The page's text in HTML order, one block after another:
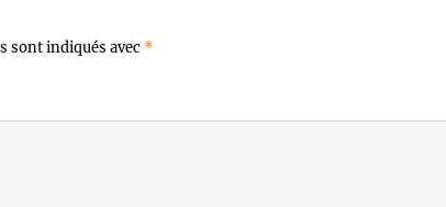
sont indiqués avec *